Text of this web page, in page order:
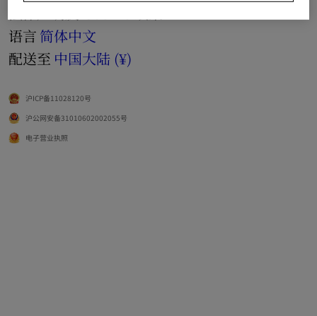
语言 简体中文
配送至 中国大陆 (¥)
沪ICP备11028120号
沪公网安备31010602002055号
电子营业执照